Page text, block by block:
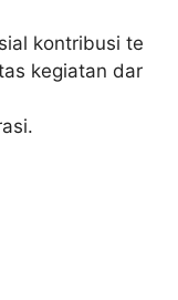
kontribusi te
kegiatan dar